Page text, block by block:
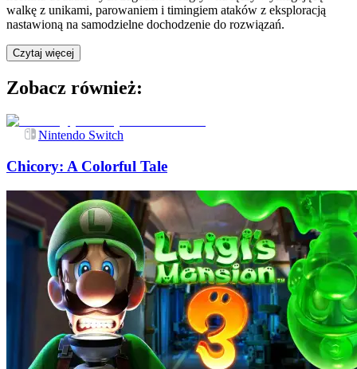
walkę z unikami, parowaniem i timingiem ataków z eksploracją
nastawioną na samodzielne dochodzenie do rozwiązań.
Czytaj więcej
Zobacz również:
Nintendo Switch
Chicory: A Colorful Tale